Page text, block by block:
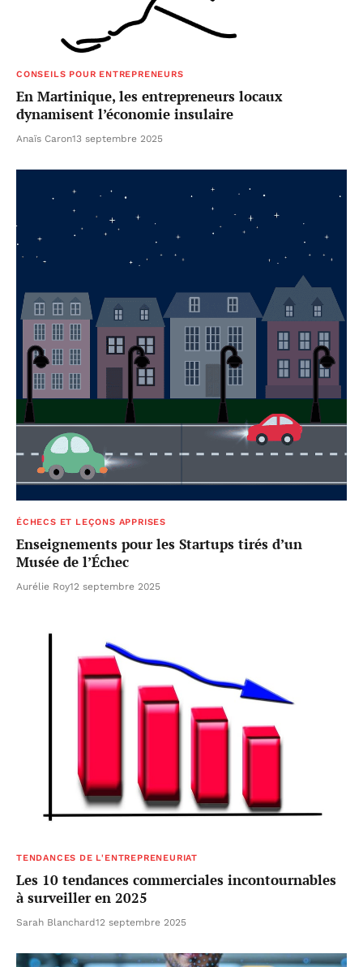
CONSEILS POUR ENTREPRENEURS
En Martinique, les entrepreneurs locaux
dynamisent l’économie insulaire
Anaïs Caron13 septembre 2025
ÉCHECS ET LEÇONS APPRISES
Enseignements pour les Startups tirés d’un
Musée de l’Échec
Aurélie Roy12 septembre 2025
TENDANCES DE L'ENTREPRENEURIAT
Les 10 tendances commerciales incontournables
à surveiller en 2025
Sarah Blanchard12 septembre 2025